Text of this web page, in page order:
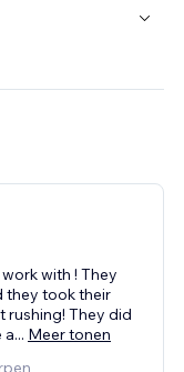
with ! They
they took their
rushing! They did
a... Meer tonen